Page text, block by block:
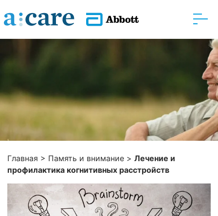
Главная > Память и внимание > Лечение и
профилактика когнитивных расстройств